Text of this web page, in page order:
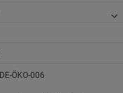
ÖKO-006